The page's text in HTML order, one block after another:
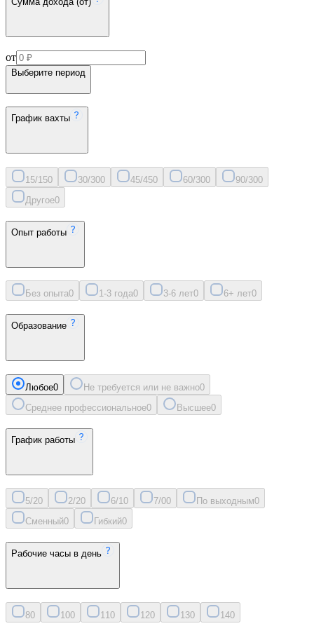
от
Выберите период
График вахты
15/150 30/300 45/450 60/300 90/300
Другое0
Опыт работы
Без опыта0 1-3 года0 3-6 лет0 6+ лет0
Образование
Любое0 Не требуется или не важно0
Среднее профессиональное0 Высшее0
График работы
5/20 2/20 6/10 7/00 По выходным0
Сменный0 Гибкий0
Рабочие часы в день
80 100 11 0 120 130 140